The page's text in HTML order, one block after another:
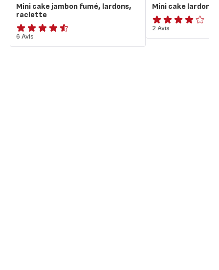
Mini cake jambon fumé, lardons,
raclette
ratings.4.5
6 Avis
Mini cake lardons
Avis
4
2 Avis